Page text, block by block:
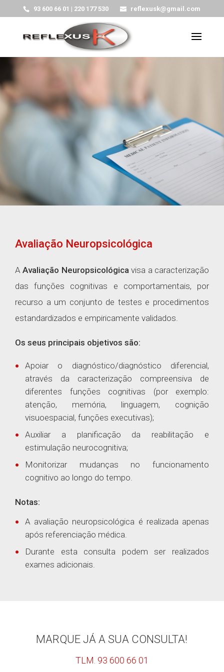
93 600 66 01 | 220 177 530 reflexusk@gmail.com
Avaliação Neuropsicológica
AAvaliação Neuropsicológicavisa a caracterização
das funções cognitivas e comportamentais, por
recurso a um conjunto de testes e procedimentos
estandardizados e empiricamente validados.
Os seus principais objetivos são:
Apoiar o diagnóstico/diagnóstico diferencial,
através da caracterização compreensiva de
diferentes funções cognitivas (por exemplo:
atenção, memória, linguagem, cognição
visuoespacial, funções executivas);
Auxiliar a planificação da reabilitação e
estimulação neurocognitiva;
Monitorizar mudanças no funcionamento
cognitivo ao longo do tempo.
Notas:
A avaliação neuropsicológica é realizada apenas
após referenciação médica.
Durante esta consulta podem ser realizados
exames adicionais.
MARQUE JÁ A SUA CONSULTA!
TLM. 93 600 66 01